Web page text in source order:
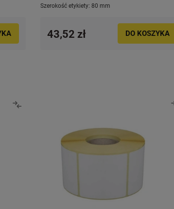
Szerokość etykiety: 80 mm
43,52 zł DO KOSZYKA